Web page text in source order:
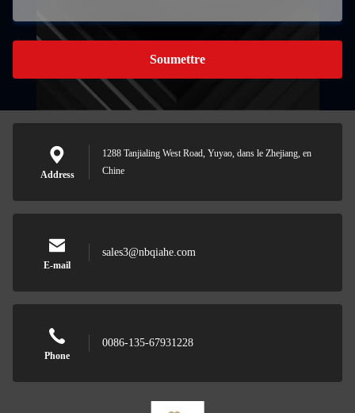
Soumettre
Address
1288 Tanjialing West Road, Yuyao, dans le Zhejiang, en
Chine
E-mail
sales3@nbqiahe.com
Phone
0086-135-67931228